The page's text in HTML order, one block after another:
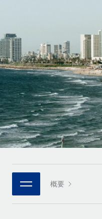
複雑な雇用関連業務を
インフラ
Remote統合
人事機能をワークフロ
プラットフォーム
チームのための人事の
接続 新しい
当社のMCPを使用し
統合
基本的なビジネスツー
スタートアップ
成長中の企業向けのア
リューション
ミッドマーケット
カスタマイズされた人
企業
大企業向けのグローバ
パートナーに登録
戦略的テクノロジー
グローバルな人事機能
グローバルな契約社員
REMOTEで学習
リサーチおよびガイド
活用事例
HR用語集
チェックリストおよびテ
職務内容ライブラリ
ウェビナー
イベント
Français
Deutsch
Español
Italiano
Português (Portugal)
日本語
한국어 概要